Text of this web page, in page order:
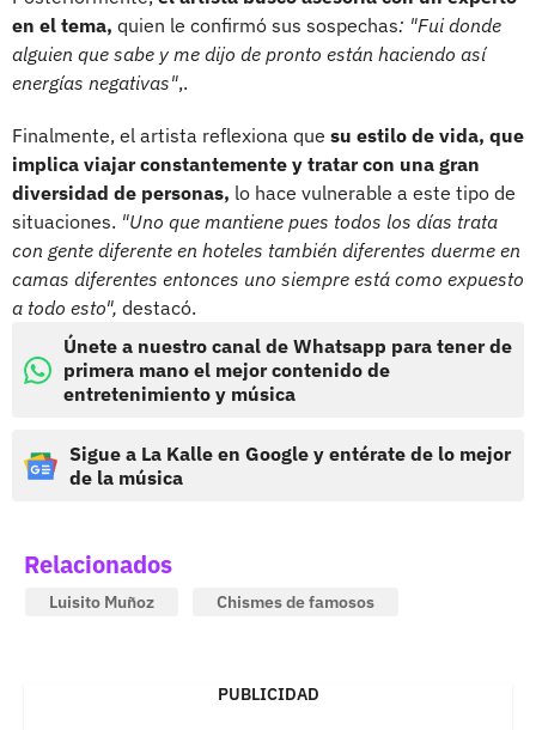
en el tema, quien le confirmó sus sospechas: "Fui donde
alguien que sabe y me dijo de pronto están haciendo así
energías negativas",.
Finalmente, el artista reflexiona que su estilo de vida, que
implica viajar constantemente y tratar con una gran
diversidad de personas, lo hace vulnerable a este tipo de
situaciones. "Uno que mantiene pues todos los días trata
con gente diferente en hoteles también diferentes duerme en
camas diferentes entonces uno siempre está como expuesto
a todo esto", destacó.
Únete a nuestro canal de Whatsapp para tener de
primera mano el mejor contenido de
entretenimiento y música
Sigue a La Kalle en Google y entérate de lo mejor
de la música
Relacionados
Luisito Muñoz Chismes de famosos
PUBLICIDAD